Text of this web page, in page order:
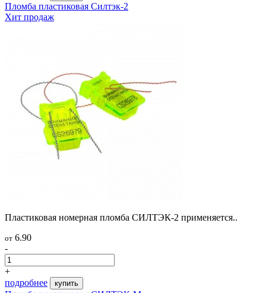
Пломба пластиковая Силтэк-2
Хит продаж
Пластиковая номерная пломба СИЛТЭК-2 применяется..
от 6.90
-
+
подробнее
купить